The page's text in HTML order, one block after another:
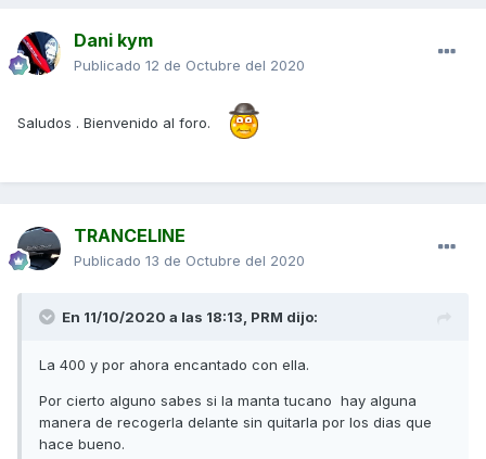
Dani kym
Publicado 12 de Octubre del 2020
Saludos . Bienvenido al foro.
TRANCELINE
Publicado 13 de Octubre del 2020
En 11/10/2020 a las 18:13, PRM dijo:
La 400 y por ahora encantado con ella.
Por cierto alguno sabes si la manta tucano hay alguna
manera de recogerla delante sin quitarla por los dias que
hace bueno.